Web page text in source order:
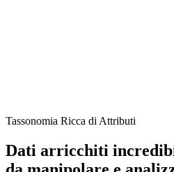
Tassonomia Ricca di Attributi
Dati arricchiti